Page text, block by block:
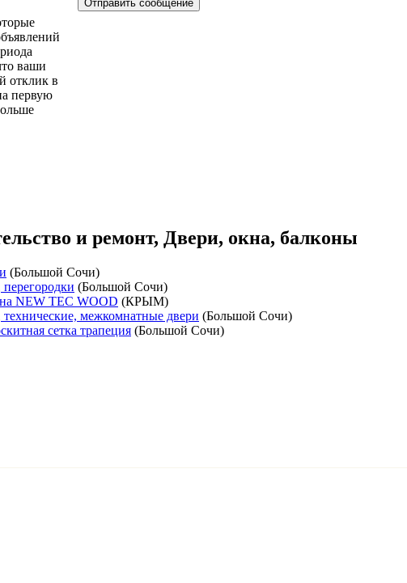
ваши
отклик в
первую
и ремонт, Двери, окна, балконы
(Большой Сочи)
(Большой Сочи)
NEW TEC WOOD (КРЫМ)
межкомнатные двери (Большой Сочи)
сетка трапеция (Большой Сочи)